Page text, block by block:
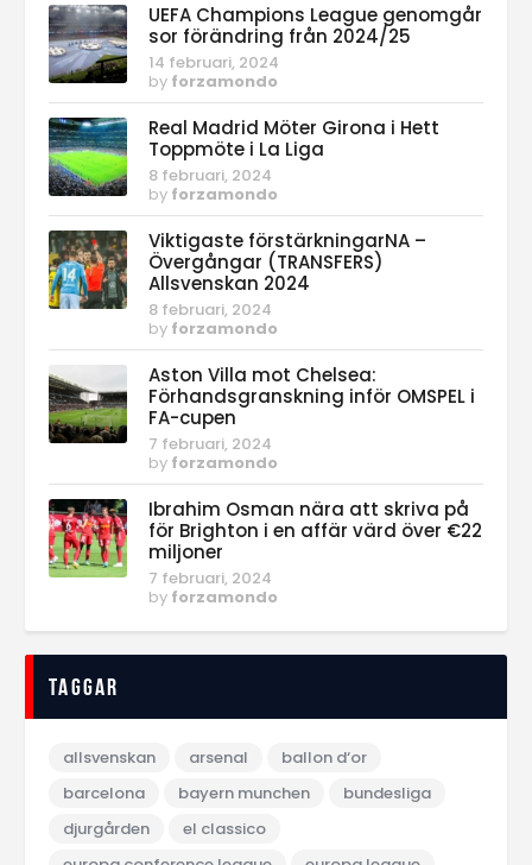
UEFA Champions League genomgår
sor förändring från 2024/25
14 februari, 2024
by forzamondo
Real Madrid Möter Girona i Hett
Toppmöte i La Liga
8 februari, 2024
by forzamondo
Viktigaste förstärkningarNA –
Övergångar (TRANSFERS)
Allsvenskan 2024
8 februari, 2024
by forzamondo
Aston Villa mot Chelsea:
Förhandsgranskning inför OMSPEL i
FA-cupen
7 februari, 2024
by forzamondo
Ibrahim Osman nära att skriva på
för Brighton i en affär värd över €22
miljoner
7 februari, 2024
by forzamondo
Taggar
allsvenskan arsenal
ballon d‘or
barcelona
bayern munchen
bundesliga
djurgården
el classico